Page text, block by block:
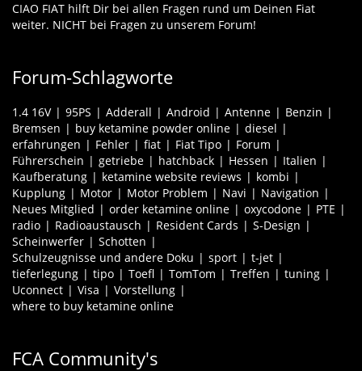
CIAO FIAT hilft Dir bei allen Fragen rund um Deinen Fiat
weiter. NICHT bei Fragen zu unserem Forum!
Forum-Schlagworte
1.4 16V 95PS Adderall Android Antenne
Benzin
Bremsen
buy ketamine powder online
diesel
erfahrungen
Fehler fiat Fiat Tipo
Forum
Führerschein
getriebe hatchback Hessen
Italien
Kaufberatung
ketamine website reviews
kombi
Kupplung
Motor Motor Problem Navi
Navigation
Neues Mitglied
order ketamine online oxycodone
PTE
radio
Radioaustausch Resident Cards
S-Design
Scheinwerfer
Schotten
Schulzeugnisse und andere Doku
sport
t-jet
tieferlegung
tipo Toefl TomTom Treffen
tuning
Uconnect
Visa
Vorstellung
where to buy ketamine online
FCA Community's